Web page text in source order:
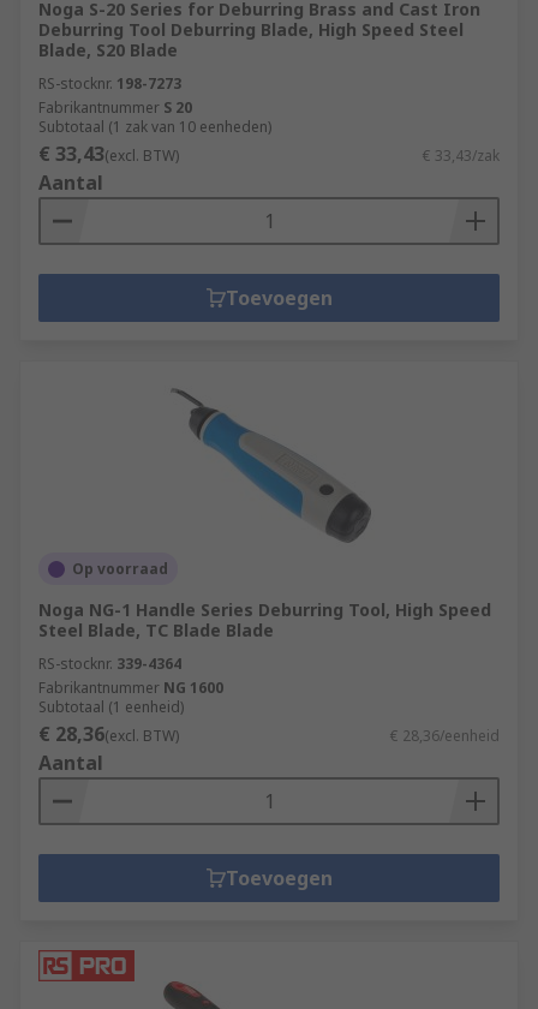
Noga S-20 Series for Deburring Brass and Cast Iron
Deburring Tool Deburring Blade, High Speed Steel
Blade, S20 Blade
RS-stocknr. 198-7273
Fabrikantnummer S 20
Subtotaal (1 zak van 10 eenheden)
€ 33,43(excl. BTW) € 33,43/zak
Aantal
Toevoegen
Op voorraad
Noga NG-1 Handle Series Deburring Tool, High Speed
Steel Blade, TC Blade Blade
RS-stocknr. 339-4364
Fabrikantnummer NG 1600
Subtotaal (1 eenheid)
€ 28,36(excl. BTW) € 28,36/eenheid
Aantal
Toevoegen